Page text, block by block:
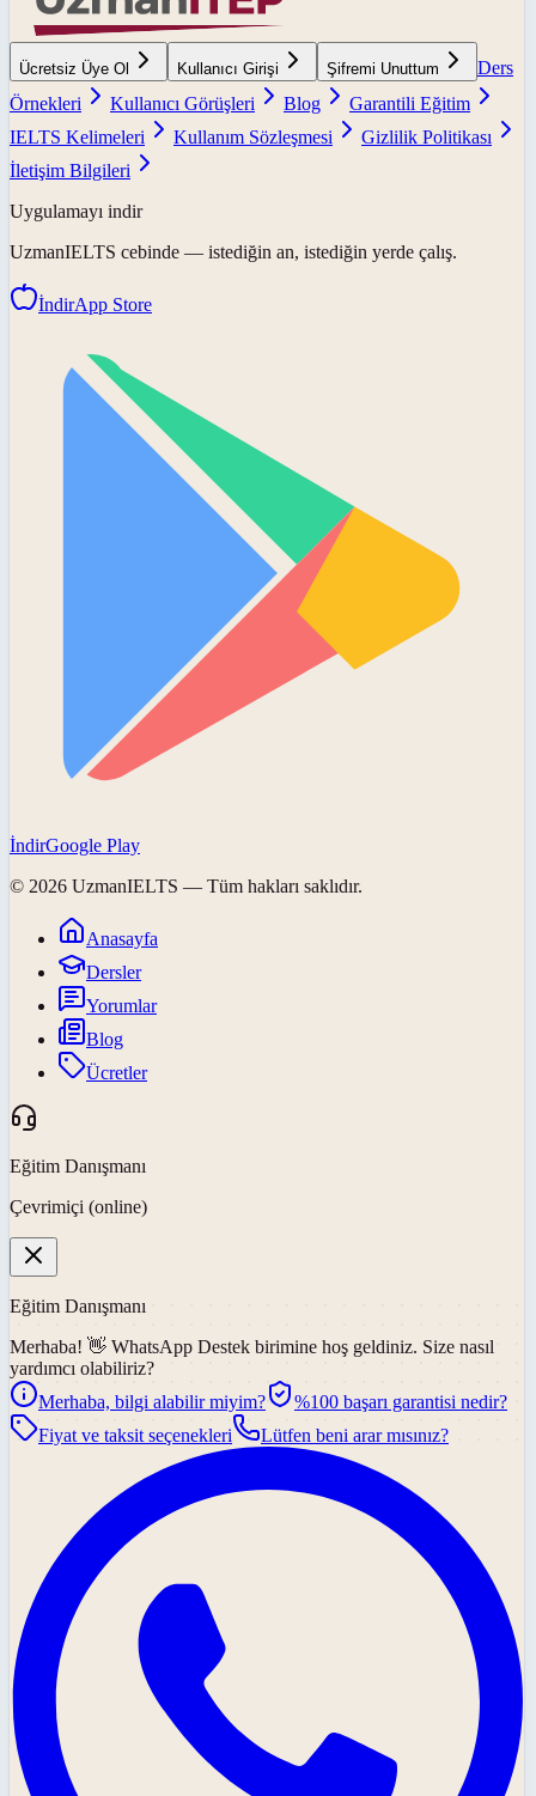
Ücretsiz Üye Ol Kullanıcı Girişi Şifremi Unuttum
Ders
Örnekleri
Kullanıcı Görüşleri Blog
Garantili Eğitim
IELTS Kelimeleri
Kullanım Sözleşmesi
Gizlilik Politikası
İletişim Bilgileri
Uygulamayı indir
UzmanIELTS cebinde — istediğin an, istediğin yerde çalış.
İndirApp Store
İndirGoogle Play
© 2026 UzmanIELTS — Tüm hakları saklıdır.
Anasayfa
Dersler
Yorumlar
Blog
Ücretler
Eğitim Danışmanı
Çevrimiçi (online)
Eğitim Danışmanı
Merhaba! 👋 WhatsApp Destek birimine hoş geldiniz. Size nasıl
yardımcı olabiliriz?
Merhaba, bilgi alabilir miyim?
%100 başarı garantisi nedir?
Fiyat ve taksit seçenekleri
Lütfen beni arar mısınız?